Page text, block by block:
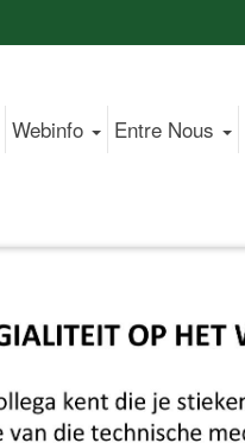
Webinfo Entre Nous